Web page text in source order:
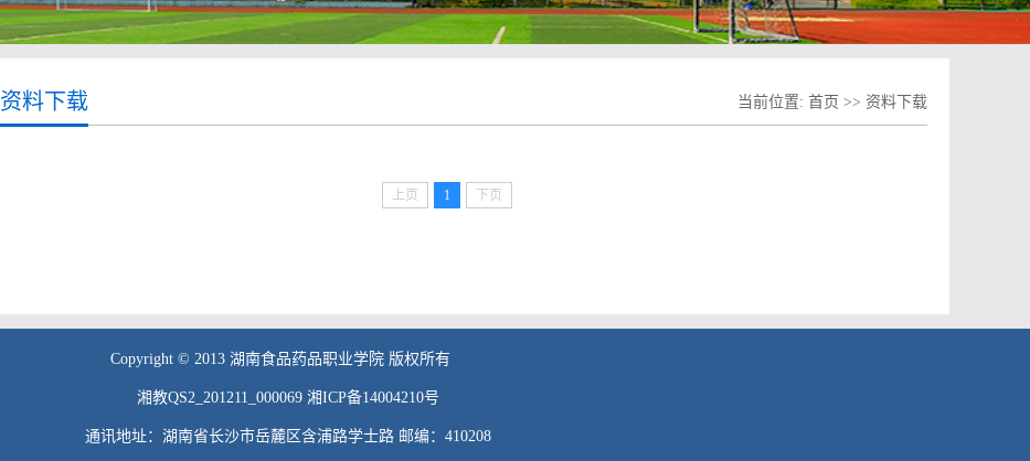
资料下载 当前位置: 首页 >> 资料下载
上页 1 下页
Copyright © 2013 湖南食品药品职业学院 版权所有
湘教QS2_201211_000069 湘ICP备14004210号
通讯地址：湖南省长沙市岳麓区含浦路学士路 邮编：410208